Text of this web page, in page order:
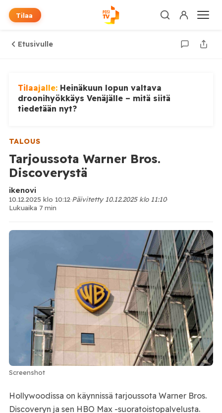
Tilaa
Etusivulle
Tilaajalle: Heinäkuun lopun valtava
droonihyökkäys Venäjälle – mitä siitä
tiedetään nyt?
TALOUS
Tarjoussota Warner Bros.
Discoverystä
ikenovi
10.12.2025 klo 10:12·Päivitetty 10.12.2025 klo 11:10·
Lukuaika 7 min
Screenshot
Hollywoodissa on käynnissä tarjoussota Warner Bros.
Discoveryn ja sen HBO Max -suoratoistopalvelusta.